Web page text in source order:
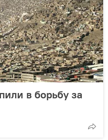
в борьбу за